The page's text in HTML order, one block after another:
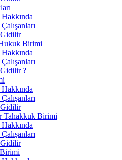
Gidilir
Birimi
Gidilir ?
Gidilir
Tahakkuk Birimi
Gidilir